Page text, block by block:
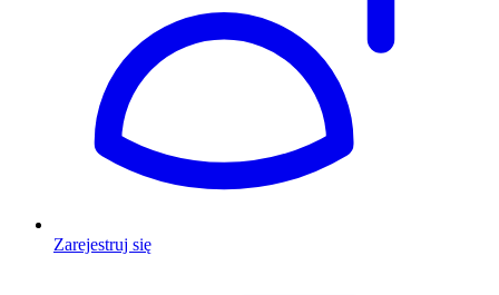
Zarejestruj się